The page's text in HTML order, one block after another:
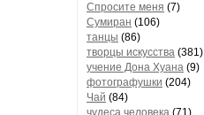
Спросите меня (7)
Сумиран (106)
танцы (86)
творцы искусства (381)
учение Дона Хуана (9)
фотографушки (204)
Чай (84)
чудеса человека (71)